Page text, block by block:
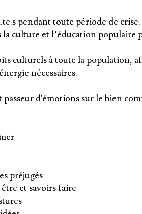
pendant toute période de crise.
culture et l’éducation populaire
culturels à toute la population,
nécessaires.
d'émotions sur le bien
préjugés
et savoirs faire